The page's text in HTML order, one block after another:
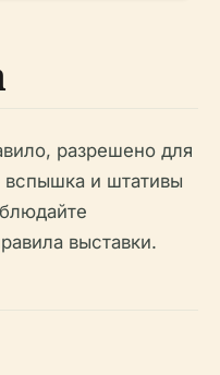
разрешено для
вспышка и штативы
выставки.